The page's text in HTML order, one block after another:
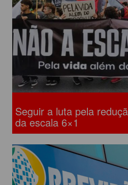
Seguir a luta pela
da escala 6×1